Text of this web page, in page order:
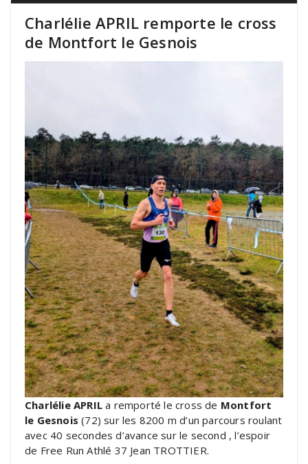
Charlélie APRIL remporte le cross
de Montfort le Gesnois
Charlélie APRIL a remporté le cross de Montfort
le Gesnois(72) sur les 8200 m d’un parcours roulant
avec 40 secondes d’avance sur le second , l’espoir
de Free Run Athlé 37 Jean TROTTIER.